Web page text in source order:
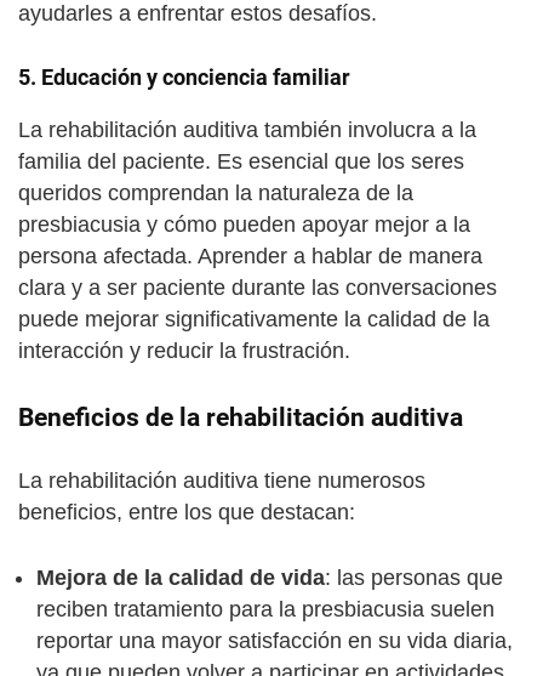
ayudarles a enfrentar estos desafíos.
5. Educación y conciencia familiar
La rehabilitación auditiva también involucra a la
familia del paciente. Es esencial que los seres
queridos comprendan la naturaleza de la
presbiacusia y cómo pueden apoyar mejor a la
persona afectada. Aprender a hablar de manera
clara y a ser paciente durante las conversaciones
puede mejorar significativamente la calidad de la
interacción y reducir la frustración.
Beneficios de la rehabilitación auditiva
La rehabilitación auditiva tiene numerosos
beneficios, entre los que destacan:
Mejora de la calidad de vida: las personas que
reciben tratamiento para la presbiacusia suelen
reportar una mayor satisfacción en su vida diaria,